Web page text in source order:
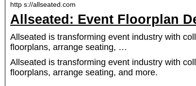
http s://allseated.com
Allseated: Event Floorplan
Allseated is transforming event industry with
floorplans, arrange seating, …
Allseated is transforming event industry with
floorplans, arrange seating, and more.